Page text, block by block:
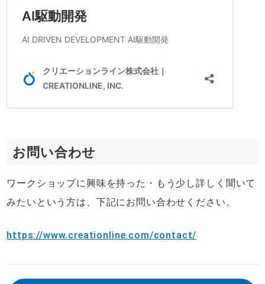
お問い合わせ
ワークショップに興味を持った・もう少し詳しく聞いて
みたいという方は、下記にお問い合わせください。
https://www.creationline.com/contact/